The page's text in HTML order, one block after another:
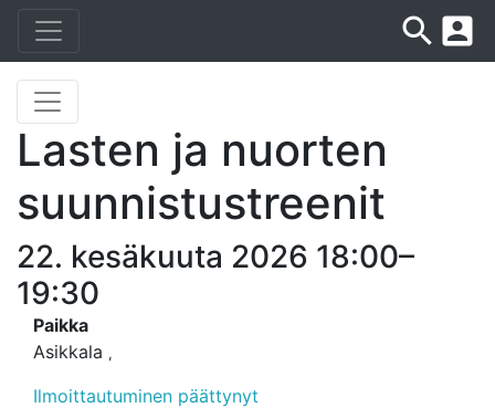
search account_box
Lasten ja nuorten
suunnistustreenit
22. kesäkuuta 2026 18:00–
19:30
Paikka
Asikkala ,
Ilmoittautuminen päättynyt